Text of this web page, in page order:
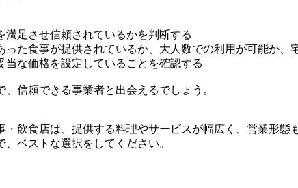
足させ信頼されているかを判断する
た食事が提供されているか、大人数での利用が可能か
な価格を設定していることを確認する
信頼できる事業者と出会えるでしょう。
飲食店は、提供する料理やサービスが幅広く、営業形態
ベストな選択をしてください。